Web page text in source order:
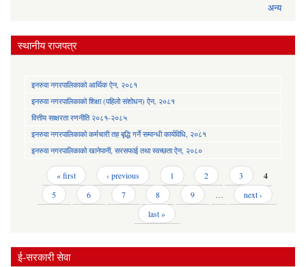
अन्य
स्थानीय राजपत्र
इनरुवा नगरपालिकाको आर्थिक ऐन, २०८१
इनरुवा नगरपालिकाको शिक्षा (पहिलो संशोधन) ऐन, २०८१
वित्तीय साक्षरता रणनीति २०८१-२०८५
इनरुवा नगरपालिकाको कर्मचारी तह बृद्धि गर्ने सम्वन्धी कार्यविधि, २०८१
इनरुवा नगरपालिकाको खानेपानी, सरसफाई तथा स्वच्छता ऐन, २०८०
Pages « first ‹ previous 1 2 3 4
5 6 7 8 9 …
next ›
last »
ई-सरकारी सेवा